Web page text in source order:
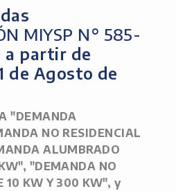
MIYSP N° 585-
a partir de
de Agosto de
"DEMANDA
NO RESIDENCIAL
ALUMBRADO
"DEMANDA NO
10 KW Y 300 KW", y